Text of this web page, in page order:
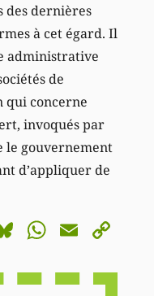
des dernières
à cet égard. Il
administrative
de
qui concerne
invoqués par
le gouvernement
d’appliquer de
BlueskyEmail